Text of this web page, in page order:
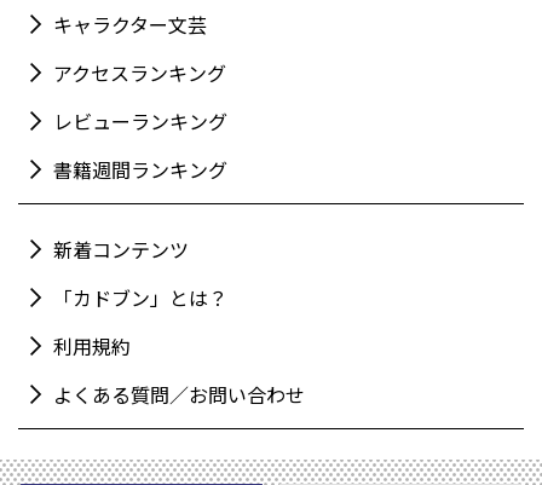
キャラクター文芸
アクセスランキング
レビューランキング
書籍週間ランキング
新着コンテンツ
「カドブン」とは？
利用規約
よくある質問／お問い合わせ